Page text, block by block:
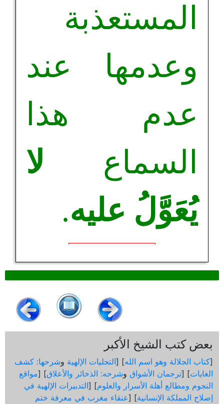
المستعذبة
وعدمها عند
عدم هذا
السماع لا
يُعَوَّلُ عليه.
بعض كتب الشيخ الأكبر
[كتاب الجلالة وهو اسم الله] [التجليات الإلهية وشرحها: كشف
الغايات] [ترجمان الأشواق وشرحه: الذخائر والأعلاق] [مواقع
النجوم ومطالع أهلة الأسرار والعلوم] [التدبيرات الإلهية في
إصلاح المملكة الإنسانية] [عنقاء مغرب في معرفة ختم